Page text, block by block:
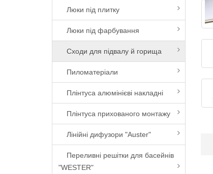
Люки під плитку
Люки під фарбування
Сходи для підвалу й горища
Пиломатеріали
Плінтуса алюмінієві накладні
Плінтуса прихованого монтажу
Лінійні дифузори "Auster"
Переливні решітки для басейнів
"WESTER"